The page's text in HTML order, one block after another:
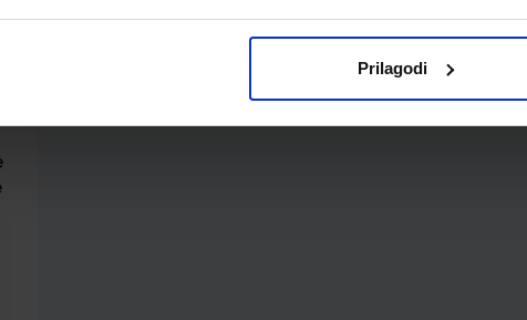
Prilagodi